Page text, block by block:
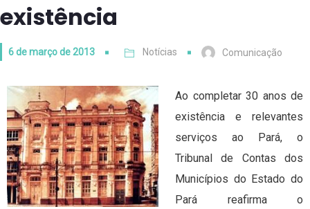
existência
6 de março de 2013 Notícias Comunicação
Ao completar 30 anos de
existência e relevantes
serviços ao Pará, o
Tribunal de Contas dos
Municípios do Estado do
Pará reafirma o